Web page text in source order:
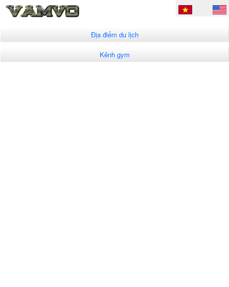
Địa điểm du lịch
Kênh gym